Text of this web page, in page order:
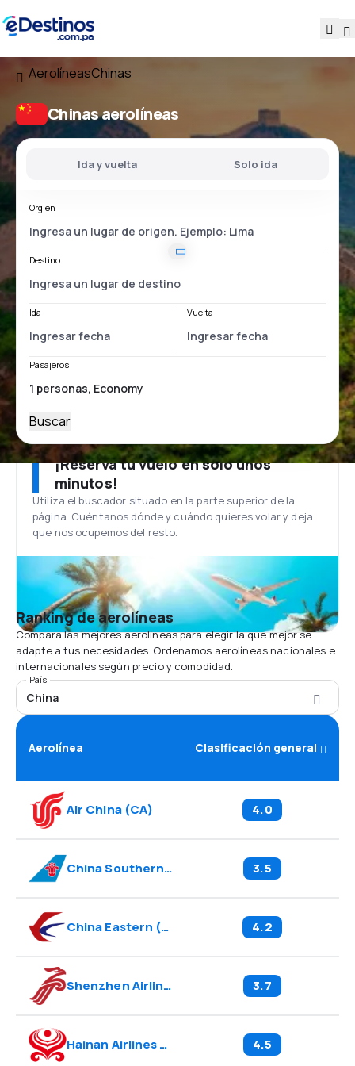
AerolíneasChinas
Chinas aerolíneas
Ida y vuelta Solo ida
Orgien
Destino
Ida Vuelta
Pasajeros
Buscar
¡Reserva tu vuelo en solo unos
minutos!
Utiliza el buscador situado en la parte superior de la
página. Cuéntanos dónde y cuándo quieres volar y deja
que nos ocupemos del resto.
Ranking de aerolíneas
Compara las mejores aerolíneas para elegir la que mejor se
adapte a tus necesidades. Ordenamos aerolíneas nacionales e
internacionales según precio y comodidad.
País
China
Aerolínea Clasificación general
Air China(CA) 4.0
China Southern
( 3.5
China Eastern (MU 4.2
Shenzhen Airlines 3.7
Hainan Airlines HU 4.5